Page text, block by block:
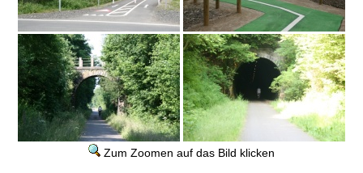
Zum Zoomen auf das Bild klicken